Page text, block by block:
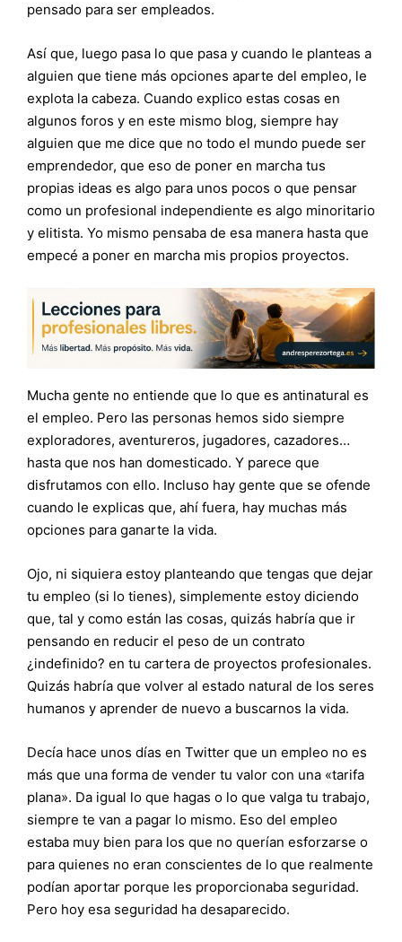
pensado para ser empleados.
Así que, luego pasa lo que pasa y cuando le planteas a
alguien que tiene más opciones aparte del empleo, le
explota la cabeza. Cuando explico estas cosas en
algunos foros y en este mismo blog, siempre hay
alguien que me dice que no todo el mundo puede ser
emprendedor, que eso de poner en marcha tus
propias ideas es algo para unos pocos o que pensar
como un profesional independiente es algo minoritario
y elitista. Yo mismo pensaba de esa manera hasta que
empecé a poner en marcha mis propios proyectos.
Mucha gente no entiende que lo que es antinatural es
el empleo. Pero las personas hemos sido siempre
exploradores, aventureros, jugadores, cazadores…
hasta que nos han domesticado. Y parece que
disfrutamos con ello. Incluso hay gente que se ofende
cuando le explicas que, ahí fuera, hay muchas más
opciones para ganarte la vida.
Ojo, ni siquiera estoy planteando que tengas que dejar
tu empleo (si lo tienes), simplemente estoy diciendo
que, tal y como están las cosas, quizás habría que ir
pensando en reducir el peso de un contrato
¿indefinido? en tu cartera de proyectos profesionales.
Quizás habría que volver al estado natural de los seres
humanos y aprender de nuevo a buscarnos la vida.
Decía hace unos días en Twitter que un empleo no es
más que una forma de vender tu valor con una «tarifa
plana». Da igual lo que hagas o lo que valga tu trabajo,
siempre te van a pagar lo mismo. Eso del empleo
estaba muy bien para los que no querían esforzarse o
para quienes no eran conscientes de lo que realmente
podían aportar porque les proporcionaba seguridad.
Pero hoy esa seguridad ha desaparecido.